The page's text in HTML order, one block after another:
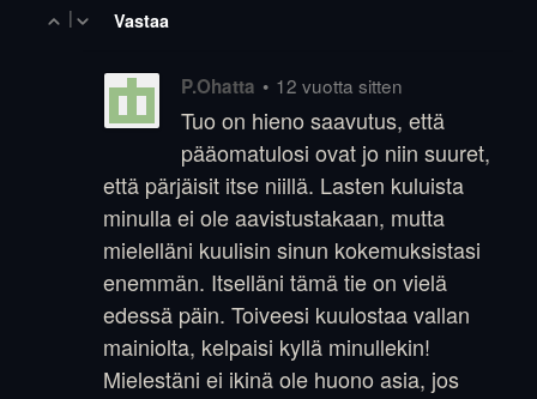
| Vastaa
P.Ohatta • 12 vuotta sitten
Tuo on hieno saavutus, että
pääomatulosi ovat jo niin suuret,
että pärjäisit itse niillä. Lasten kuluista
minulla ei ole aavistustakaan, mutta
mielelläni kuulisin sinun kokemuksistasi
enemmän. Itselläni tämä tie on vielä
edessä päin. Toiveesi kuulostaa vallan
mainiolta, kelpaisi kyllä minullekin!
Mielestäni ei ikinä ole huono asia, jos